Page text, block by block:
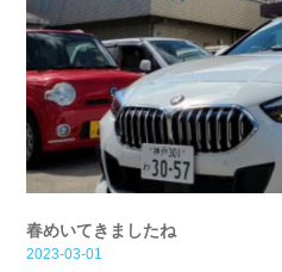
春めいてきましたね
2023-03-01